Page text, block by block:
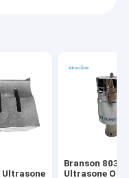
Ultrasone
Branson 803
Ultrasone